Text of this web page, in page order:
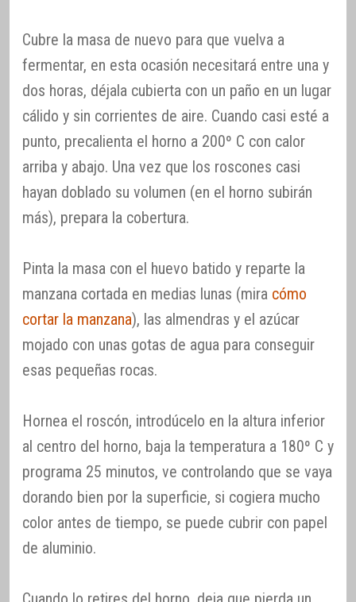
Cubre la masa de nuevo para que vuelva a
fermentar, en esta ocasión necesitará entre una y
dos horas, déjala cubierta con un paño en un lugar
cálido y sin corrientes de aire. Cuando casi esté a
punto, precalienta el horno a 200º C con calor
arriba y abajo. Una vez que los roscones casi
hayan doblado su volumen (en el horno subirán
más), prepara la cobertura.
Pinta la masa con el huevo batido y reparte la
manzana cortada en medias lunas (mira cómo
cortar la manzana), las almendras y el azúcar
mojado con unas gotas de agua para conseguir
esas pequeñas rocas.
Hornea el roscón, introdúcelo en la altura inferior
al centro del horno, baja la temperatura a 180º C y
programa 25 minutos, ve controlando que se vaya
dorando bien por la superficie, si cogiera mucho
color antes de tiempo, se puede cubrir con papel
de aluminio.